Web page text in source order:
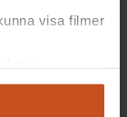
visa filmer
information